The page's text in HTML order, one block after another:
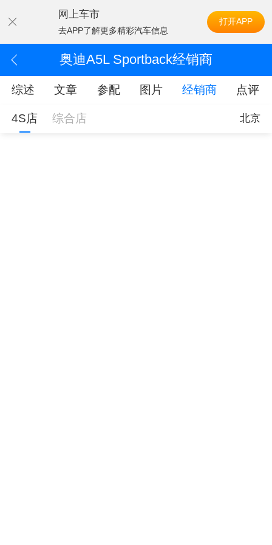
网上车市
去APP了解更多精彩汽车信息
打开APP
奥迪A5L Sportback经销商
综述 文章 参配 图片 经销商 点评
4S店 综合店 北京